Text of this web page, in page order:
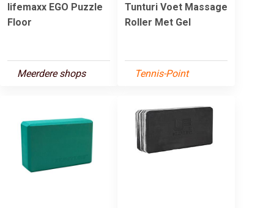
lifemaxx EGO Puzzle
Floor
Meerdere shops
Tunturi Voet Massage
Roller Met Gel
Tennis-Point